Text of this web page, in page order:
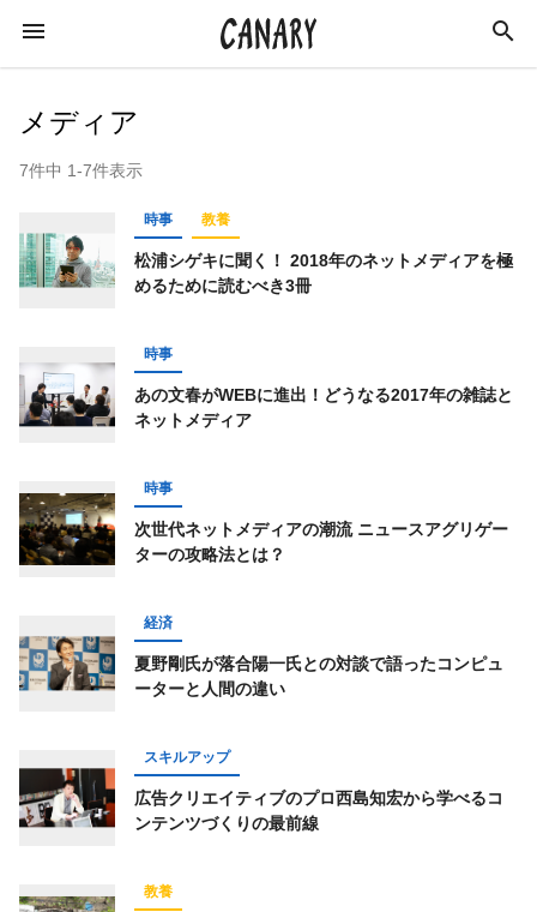
KEYWORD
キーワード
スキルアップ
インタビュー 美容
イベントレポート
仕事術 スポーツ
ライフハック
コミュニティ オンラインサロン
キーワード一覧
メディア
7件中 1-7件表示
時事 教養
松浦シゲキに聞く！ 2018年のネットメディアを極
めるために読むべき3冊
時事
あの文春がWEBに進出！どうなる2017年の雑誌と
ネットメディア
時事
次世代ネットメディアの潮流 ニュースアグリゲー
ターの攻略法とは？
経済
夏野剛氏が落合陽一氏との対談で語ったコンピュ
ーターと人間の違い
スキルアップ
広告クリエイティブのプロ西島知宏から学べるコ
ンテンツづくりの最前線
教養